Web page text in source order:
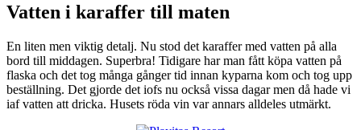
Vatten i karaffer till maten
En liten men viktig detalj. Nu stod det karaffer med vatten på alla
bord till middagen. Superbra! Tidigare har man fått köpa vatten på
flaska och det tog många gånger tid innan kyparna kom och tog upp
beställning. Det gjorde det iofs nu också vissa dagar men då hade vi
iaf vatten att dricka. Husets röda vin var annars alldeles utmärkt.